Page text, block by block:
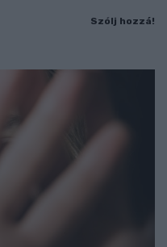
Szólj hozzá!